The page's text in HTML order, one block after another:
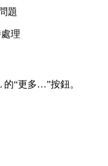
題
理
的“更多…”按鈕。